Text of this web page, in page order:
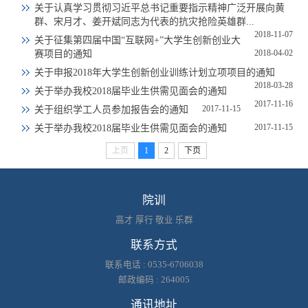
关于认真学习贯彻习近平总书记重要指示精神广泛开展向黄
群、宋月才、姜开斌同志为代表的抗灾抢险英雄群...
2018-11-07
关于征集第四届中国“互联网+”大学生创新创业大
赛项目的通知
2018-04-02
关于申报2018年大学生创新创业训练计划立项项目的通知
2018-03-28
关于举办我校2018届毕业生供需见面会的通知
2017-11-16
关于组织学工人员参加报告会的通知 2017-11-15
关于举办我校2018届毕业生供需见面会的通知 2017-11-15
上页 1 2 下页
院训
高才 厚行 敬业 乐群
联系方式
联系电话 : 0535-6706038
邮政编码 : 264005
通讯地址